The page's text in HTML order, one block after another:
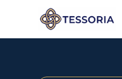
Aller au contenu principal